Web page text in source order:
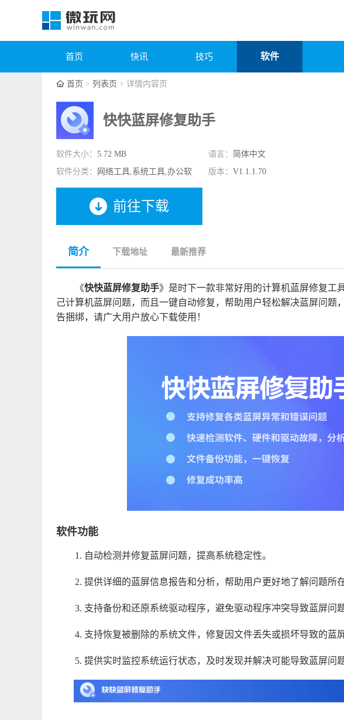
首页 快讯 技巧 软件
首页 列表页 详情内容页
快快蓝屏修复助手
软件大小： 5.72 MB 语言： 简体中文
软件分类：
网络工具,系统工具,办公软
件
版本： V1.1.1.70
前往下载
简介 下载地址 最新推荐
《快快蓝屏修复助手》是时下一款非常好用的计算机蓝屏修复工
己计算机蓝屏问题，而且一键自动修复，帮助用户轻松解决蓝屏问题
告捆绑，请广大用户放心下载使用！
软件功能
1. 自动检测并修复蓝屏问题，提高系统稳定性。
2. 提供详细的蓝屏信息报告和分析，帮助用户更好地了解问题所在
3. 支持备份和还原系统驱动程序，避免驱动程序冲突导致蓝屏问题
4. 支持恢复被删除的系统文件，修复因文件丢失或损坏导致的蓝
5. 提供实时监控系统运行状态，及时发现并解决可能导致蓝屏问